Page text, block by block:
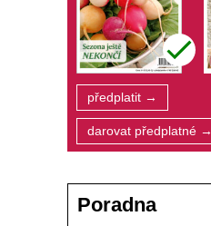
předplatit →
darovat předplatné →
Poradna